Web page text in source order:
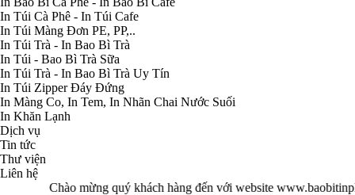
In Túi Cà Phê - In Túi Cafe
In Túi Màng Đơn PE, PP,..
In Túi Trà - In Bao Bì Trà
In Túi - Bao Bì Trà Sữa
In Túi Trà - In Bao Bì Trà Uy Tín
In Túi Zipper Đáy Đứng
In Màng Co, In Tem, In Nhãn Chai Nước Suối
In Khăn Lạnh
Dịch vụ
Tin tức
Thư viện
Liên hệ
Chào mừng quý khách hàng đến với website